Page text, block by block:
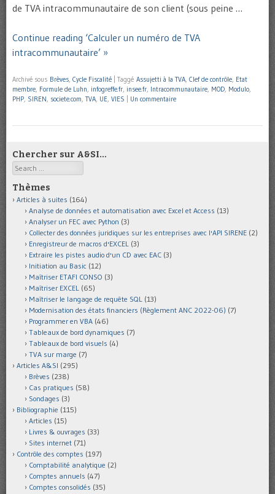
de TVA intracommunautaire de son client (sous peine …
Continue reading ‘Calculer un numéro de TVA
intracommunautaire’ »
Archivé sous Brèves, Cycle Fiscalité Taggé Assujetti à la TVA, Clef de contrôle, Etat
membre, Formule de Luhn, infogreffe.fr, insee.fr, Intracommunautaire, MOD, Modulo,
PHP, SIREN, societe.com, TVA, UE, VIES Un commentaire
Chercher sur A&SI…
Search
Thèmes
Articles à suites (164)
Analyse de données et automatisation avec Excel et Access (13)
Analyser un FEC avec Python (3)
Collecter des données juridiques sur les entreprises avec l'API SIRENE (2)
Enregistreur de macros d'EXCEL (3)
Extraire les pistes audio d'un CD avec EAC (3)
Initiation au Basic (12)
Maîtriser ETAFI CONSO (3)
Maîtriser EXCEL (65)
Maîtriser le langage de requête SQL (13)
Modernisation des états financiers (Règlement ANC 2022-06) (7)
Programmer en VBA (46)
Tableaux de bord dynamiques (7)
Tableaux de bord visuels (4)
TVA sur marge (7)
Articles A&SI (295)
Brèves (238)
Cas pratiques (58)
Sondages (3)
Bibliographie (115)
Articles (15)
Livres & ouvrages (33)
Sites internet (71)
Contrôle des comptes (197)
Comptabilité analytique (2)
Comptes annuels (47)
Comptes consolidés (35)